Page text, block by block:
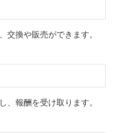
交換や販売ができます。
、報酬を受け取ります。